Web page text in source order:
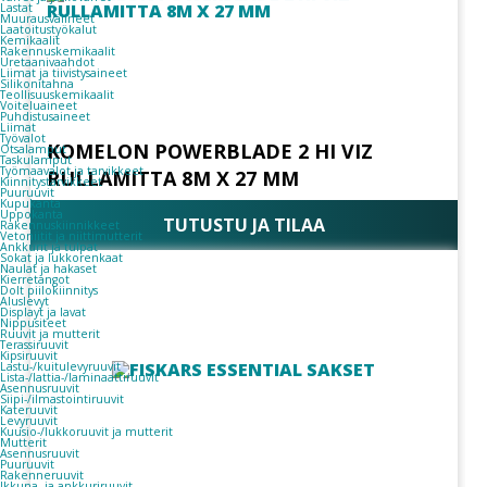
Lastat
Muurausvälineet
Laatoitustyökalut
Kemikaalit
Rakennuskemikaalit
Uretaanivaahdot
Liimat ja tiivistysaineet
Silikonitahna
Teollisuuskemikaalit
Voiteluaineet
Puhdistusaineet
Liimat
Työvalot
Otsalamput
Taskulamput
Työmaavalot ja tarvikkeet
Kiinnitys­tarvikkeet
Puuruuvit
Kupukanta
Uppokanta
Rakennuskiinnikkeet
Vetoniitit ja niittimutterit
Ankkurit ja tulpat
Sokat ja lukkorenkaat
Naulat ja hakaset
Kierretangot
Dolt piilokiinnitys
Aluslevyt
Displayt ja lavat
Nippusiteet
Ruuvit ja mutterit
Terassiruuvit
Kipsiruuvit
Lastu-/kuitulevyruuvit
Lista-/lattia-/laminaattiruuvit
Asennusruuvit
Siipi-/ilmastointiruuvit
Kateruuvit
Levyruuvit
Kuusio-/lukkoruuvit ja mutterit
Mutterit
Asennusruuvit
Puuruuvit
Rakenneruuvit
KOMELON POWERBLADE 2 HI VIZ
RULLAMITTA 8M X 27 MM
TUTUSTU JA TILAA